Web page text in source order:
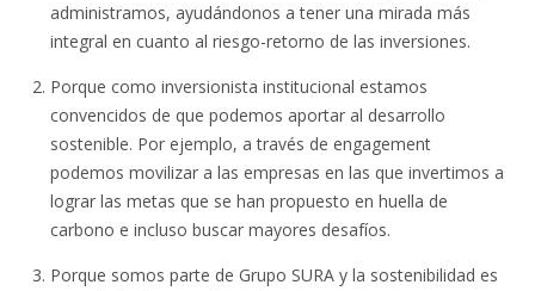
administramos, ayudándonos a tener una mirada más
integral en cuanto al riesgo-retorno de las inversiones.
Porque como inversionista institucional estamos
convencidos de que podemos aportar al desarrollo
sostenible. Por ejemplo, a través de engagement
podemos movilizar a las empresas en las que invertimos a
lograr las metas que se han propuesto en huella de
carbono e incluso buscar mayores desafíos.
Porque somos parte de Grupo SURA y la sostenibilidad es